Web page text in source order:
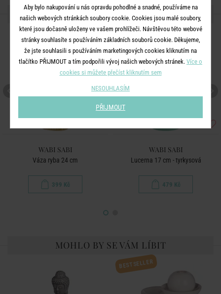
DALŠÍ PRODUKTY ZE SÉRIE
WABI SABI
Váza ryba 24 cm
399 Kč
WABI SABI
Lucerna 17 cm - tyrkysová
479 Kč
MOHLO BY SE VÁM LÍBIT
BESTSELLER
Aby bylo nakupování u nás opravdu pohodlné a snadné, používáme na
našich webových stránkách soubory cookie. Cookies jsou malé soubory,
které jsou dočasně uloženy ve vašem prohlížeči. Návštěvou této webové
stránky souhlasíte s používáním základních souborů cookie. Děkujeme,
že jste souhlasili s používáním marketingových cookies kliknutím na
tlačítko PŘIJMOUT a tím podpořili vývoj našich webových stránek. Více o
cookies si můžete přečíst kliknutím sem
NESOUHLASÍM
PŘIJMOUT